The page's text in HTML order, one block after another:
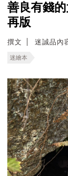
善良有錢
再版
撰文 迷誠品內
迷繪本